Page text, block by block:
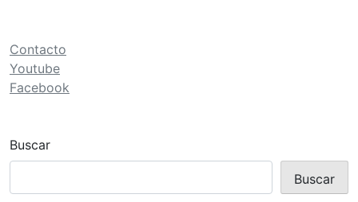
d
e
e
t
r
a
Contacto
Youtube
Facebook
Buscar
Buscar